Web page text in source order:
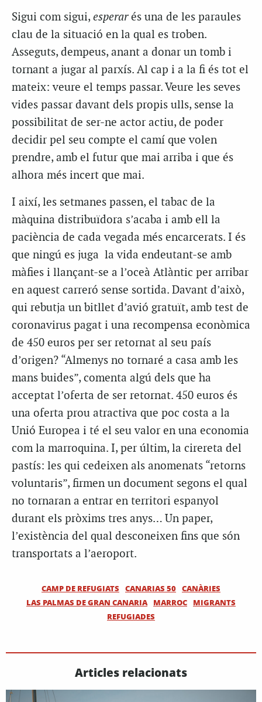
Sigui com sigui, esperarés una de les paraules
clau de la situació en la qual es troben.
Asseguts, dempeus, anant a donar un tomb i
tornant a jugar al parxís. Al cap i a la fi és tot el
mateix: veure el temps passar. Veure les seves
vides passar davant dels propis ulls, sense la
possibilitat de ser-ne actor actiu, de poder
decidir pel seu compte el camí que volen
prendre, amb el futur que mai arriba i que és
alhora més incert que mai.
I així, les setmanes passen, el tabac de la
màquina distribuïdora s’acaba i amb ell la
paciència de cada vegada més encarcerats. I és
que ningú es juga la vida endeutant-se amb
màfies i llançant-se a l’oceà Atlàntic per arribar
en aquest carreró sense sortida. Davant d’això,
qui rebutja un bitllet d’avió gratuït, amb test de
coronavirus pagat i una recompensa econòmica
de 450 euros per ser retornat al seu país
d’origen? “Almenys no tornaré a casa amb les
mans buides”, comenta algú dels que ha
acceptat l’oferta de ser retornat. 450 euros és
una oferta prou atractiva que poc costa a la
Unió Europea i té el seu valor en una economia
com la marroquina. I, per últim, la cirereta del
pastís: les qui cedeixen als anomenats “retorns
voluntaris”, firmen un document segons el qual
no tornaran a entrar en territori espanyol
durant els pròxims tres anys… Un paper,
l’existència del qual desconeixen fins que són
transportats a l’aeroport.
CAMP DE REFUGIATS CANARIAS 50 CANÀRIES
LAS PALMAS DE GRAN CANARIA
MARROC
MIGRANTS
REFUGIADES
Articles relacionats